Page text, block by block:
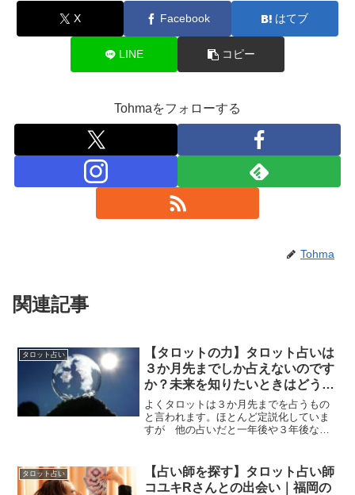
X Facebook はてブ
LINE コピー
Tohmaをフォローする
Tohma
関連記事
タロット占い
【タロットの力】タロット占いは
３か月先までしか占えないのです
か？未来を知りたいときはどうし
たらいいですか？
よくタロットは３か月先までを占うもの
と言われます。ほとんど定説化していま
すが 他の占いだと一年後や３年後など
でも１０年後でも生涯全体でもタロット
で読んでいきますタロット...
タロット占い
【占い師を探す】タロット占い師
コユキRさんとの出会い｜福岡の